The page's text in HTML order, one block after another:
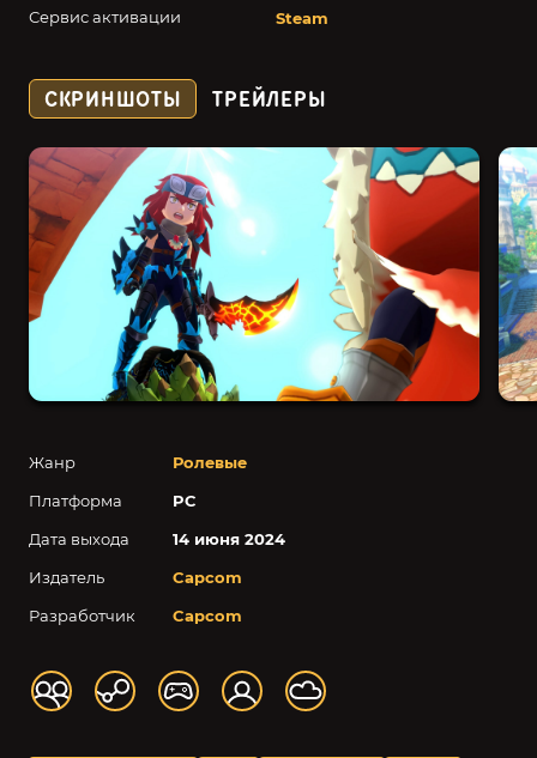
Сервис активации Steam
Жанр
Ролевые
Платформа
PC
Дата выхода
14 июня 2024
Издатель
Capcom
Разработчик
Capcom
СКРИНШОТЫ ТРЕЙЛЕРЫ